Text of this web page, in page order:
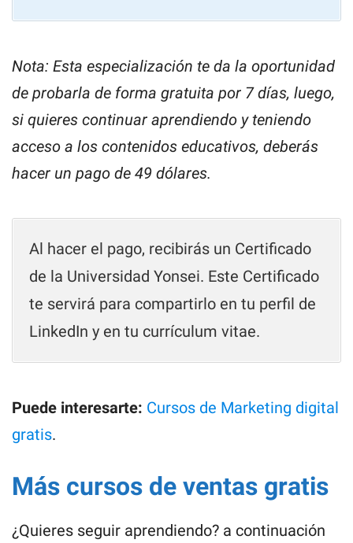
Nota: Esta especialización te da la oportunidad
de probarla de forma gratuita por 7 días, luego,
si quieres continuar aprendiendo y teniendo
acceso a los contenidos educativos, deberás
hacer un pago de 49 dólares.
Al hacer el pago, recibirás un Certificado
de la Universidad Yonsei. Este Certificado
te servirá para compartirlo en tu perfil de
LinkedIn y en tu currículum vitae.
Puede interesarte: Cursos de Marketing digital
gratis.
Más cursos de ventas gratis
¿Quieres seguir aprendiendo? a continuación